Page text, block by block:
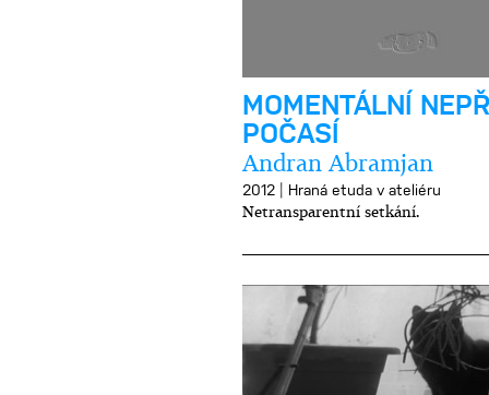
MOMENTÁLNÍ
POČASÍ
Andran Abramjan
2012 | Hraná etuda v ateliéru
Netransparentní setkání.